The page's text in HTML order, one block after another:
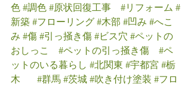
色 #調色 #原状回復工事 #リフォーム #
新築 #フローリング #木部 #凹み #へこ
み #傷 #引っ掻き傷 #ビス穴 #ペットの
おしっこ
#ペットの引っ掻き傷
#ペ
ットのいる暮らし #北関東 #宇都宮 #栃
木
#群馬 #茨城 #吹き付け塗装 #フロ